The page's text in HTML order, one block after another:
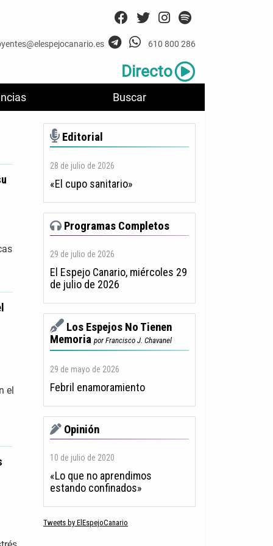
Buscar
610 800 286
Directo
el
Editorial
28 de julio de 2026
«El cupo sanitario»
Programas Completos
29 de julio de 2026
El Espejo Canario, miércoles 29
de julio de 2026
Los Espejos No Tienen
Memoria por Francisco J. Chavanel
29 de mayo de 2026
Febril enamoramiento
Opinión
10 de julio de 2020
«Lo que no aprendimos
estando confinados»
Tweets by ElEspejoCanario